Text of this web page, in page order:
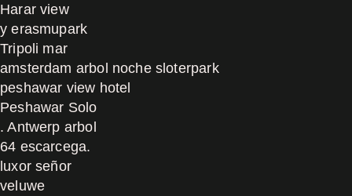
Harar view
y erasmupark
Tripoli mar
amsterdam arbol noche sloterpark
peshawar view hotel
Peshawar Solo
. Antwerp arbol
64 escarcega.
luxor señor
veluwe